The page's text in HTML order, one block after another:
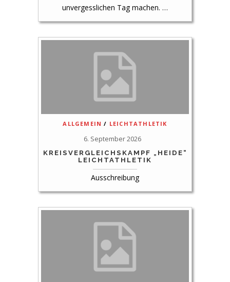
unvergesslichen Tag machen. …
ALLGEMEIN / LEICHTATHLETIK
6. September 2026
KREISVERGLEICHSKAMPF „HEIDE“
LEICHTATHLETIK
Ausschreibung